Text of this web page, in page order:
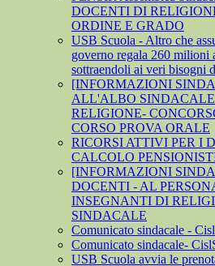
DOCENTI DI
ORDINE E GRADO
USB Scuola - Altro che
governo regala 260 milioni
sottraendoli ai veri bisogni
[INFORMAZIONI
ALL'ALBO
RELIGIONE-
CORSO PROVA ORALE
RICORSI ATTIVI PER I
CALCOLO
[INFORMAZIONI
DOCENTI - AL
INSEGNANTI DI
SINDACALE
Comunicato sindacale -
Comunicato sindacale-
USB Scuola avvia le